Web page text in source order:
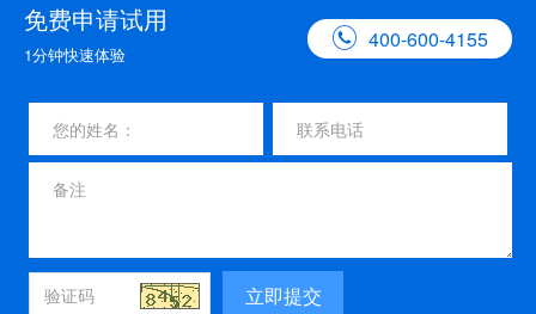
免费申请试用
1分钟快速体验
 400-600-4155
立即提交